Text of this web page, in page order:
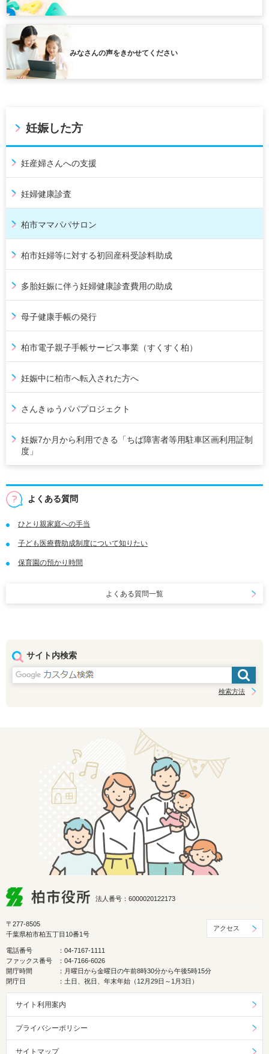
みなさんの声をきかせてください
妊娠した方
妊産婦さんへの支援
妊婦健康診査
柏市ママパパサロン
柏市妊婦等に対する初回産科受診料助成
多胎妊娠に伴う妊婦健康診査費用の助成
母子健康手帳の発行
柏市電子親子手帳サービス事業（すくすく柏）
妊娠中に柏市へ転入された方へ
さんきゅうパパプロジェクト
妊娠7か月から利用できる「ちば障害者等用駐車区画利用証制
度」
よくある質問
ひとり親家庭への手当
子ども医療費助成制度について知りたい
保育園の預かり時間
よくある質問一覧
サイト内検索
検索方法
法人番号：6000020122173
〒277-8505
千葉県柏市柏五丁目10番1号
アクセス
電話番号
：04-7167-1111
ファックス番号
：04-7166-6026
開庁時間
：月曜日から金曜日の午前8時30分から午後5時15分
閉庁日
：土日、祝日、年末年始（12月29日～1月3日）
サイト利用案内
プライバシーポリシー
サイトマップ